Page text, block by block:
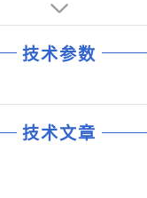
技术参数
技术文章